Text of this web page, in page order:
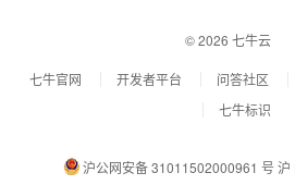
© 2026 七牛云
七牛官网 开发者平台 问答社区
七牛标识
沪公网安备 31011502000961 号 沪